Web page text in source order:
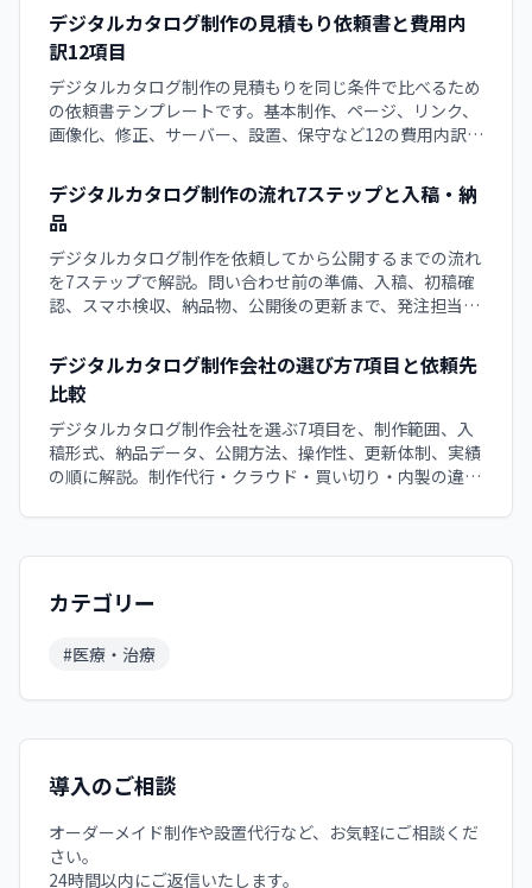
デジタルカタログ制作の見積もり依頼書と費用内
訳12項目
デジタルカタログ制作の見積もりを同じ条件で比べるため
の依頼書テンプレートです。基本制作、ページ、リンク、
画像化、修正、サーバー、設置、保守など12の費用内訳
備項目を解説。依頼文はコピーして使えます。
デジタルカタログ制作の流れ7ステップと入稿・納
品
デジタルカタログ制作を依頼してから公開するまでの流れ
を7ステップで解説。問い合わせ前の準備、入稿、初稿確
認、スマホ検収、納品物、公開後の更新まで、発注担当者
クリスト付きで整理する実務ガイドです。
デジタルカタログ制作会社の選び方7項目と依頼先
比較
デジタルカタログ制作会社を選ぶ7項目を、制作範囲、入
稿形式、納品データ、公開方法、操作性、更新体制、実績
の順に解説。制作代行・クラウド・買い切り・内製の違い
て外注する担当者が、納品後の運用まで比較できるチェッ
カテゴリー
#医療・治療
導入のご相談
オーダーメイド制作や設置代行など、お気軽にご相談くだ
さい。
24時間以内にご返信いたします。